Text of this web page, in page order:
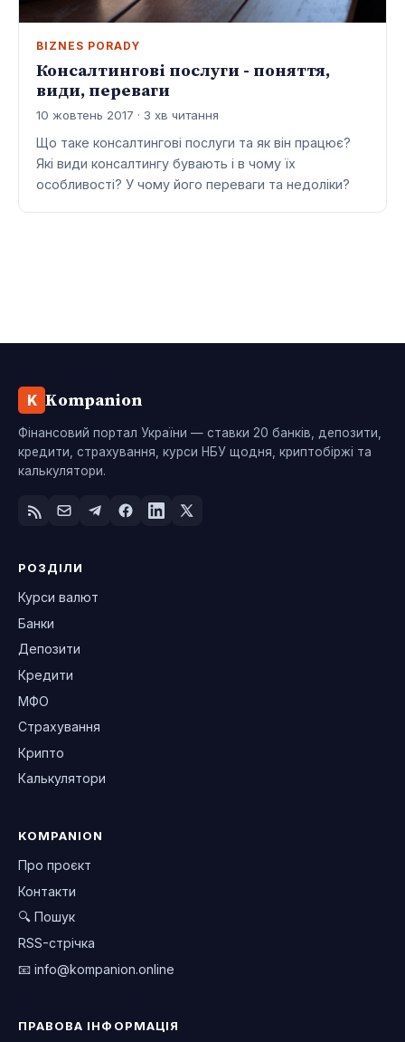
BIZNES PORADY
Консалтингові послуги - поняття,
види, переваги
10 жовтень 2017 · 3 хв читання
Що таке консалтингові послуги та як він працює?
Які види консалтингу бувають і в чому їх
особливості? У чому його переваги та недоліки?
K Kompanion
Фінансовий портал України — ставки 20 банків, депозити,
кредити, страхування, курси НБУ щодня, криптобіржі та
калькулятори.
РОЗДІЛИ
Курси валют
Банки
Депозити
Кредити
МФО
Страхування
Крипто
Калькулятори
KOMPANION
Про проєкт
Контакти
🔍 Пошук
RSS-стрічка
📧 info@kompanion.online
ПРАВОВА ІНФОРМАЦІЯ